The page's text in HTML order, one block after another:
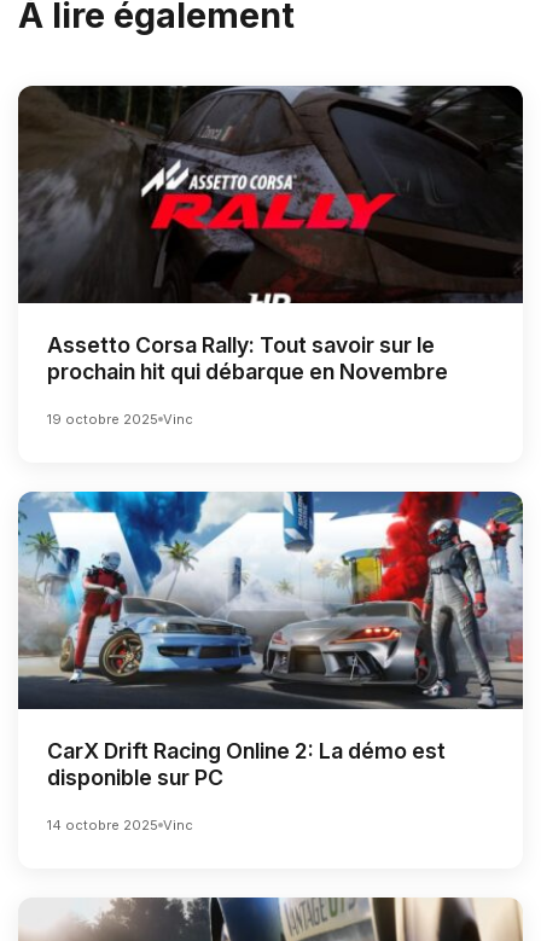
À lire également
Assetto Corsa Rally: Tout savoir sur le
prochain hit qui débarque en Novembre
19 octobre 2025 Vinc
CarX Drift Racing Online 2: La démo est
disponible sur PC
14 octobre 2025 Vinc